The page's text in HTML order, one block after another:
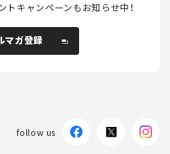
トキャンペーンもお知らせ中！
マガ登録
follow us